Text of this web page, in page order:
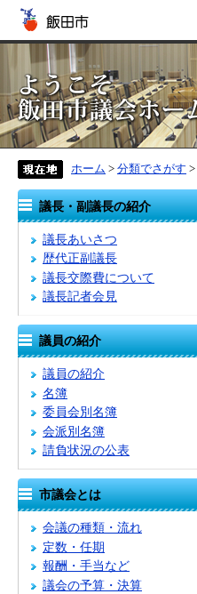
ホーム > 分類でさがす >
議長・副議長の紹介
議長あいさつ
歴代正副議長
議長交際費について
議長記者会見
議員の紹介
議員の紹介
名簿
委員会別名簿
会派別名簿
請負状況の公表
市議会とは
会議の種類・流れ
定数・任期
報酬・手当など
議会の予算・決算